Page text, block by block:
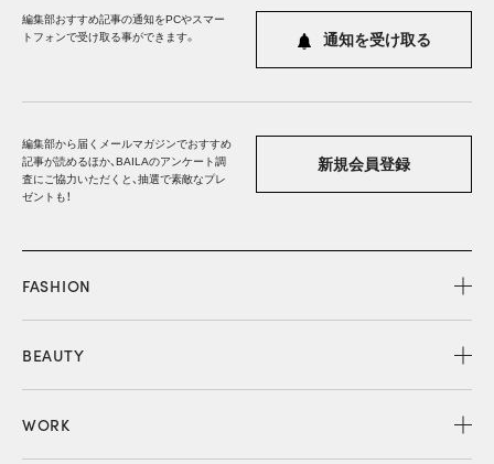
編集部おすすめ記事の通知をPCやスマー
トフォンで受け取る事ができます。
通知を受け取る
編集部から届くメールマガジンでおすすめ
記事が読めるほか、BAILAのアンケート調
査にご協力いただくと、抽選で素敵なプレ
ゼントも！
新規会員登録
FASHION
BEAUTY
WORK